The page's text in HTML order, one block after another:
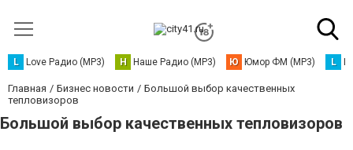
L Love Радио (MP3) Н Наше Радио (MP3) Ю Юмор ФМ (MP3) L
Главная Бизнес новости
Большой выбор качественных
тепловизоров
Большой выбор качественных тепловизоров